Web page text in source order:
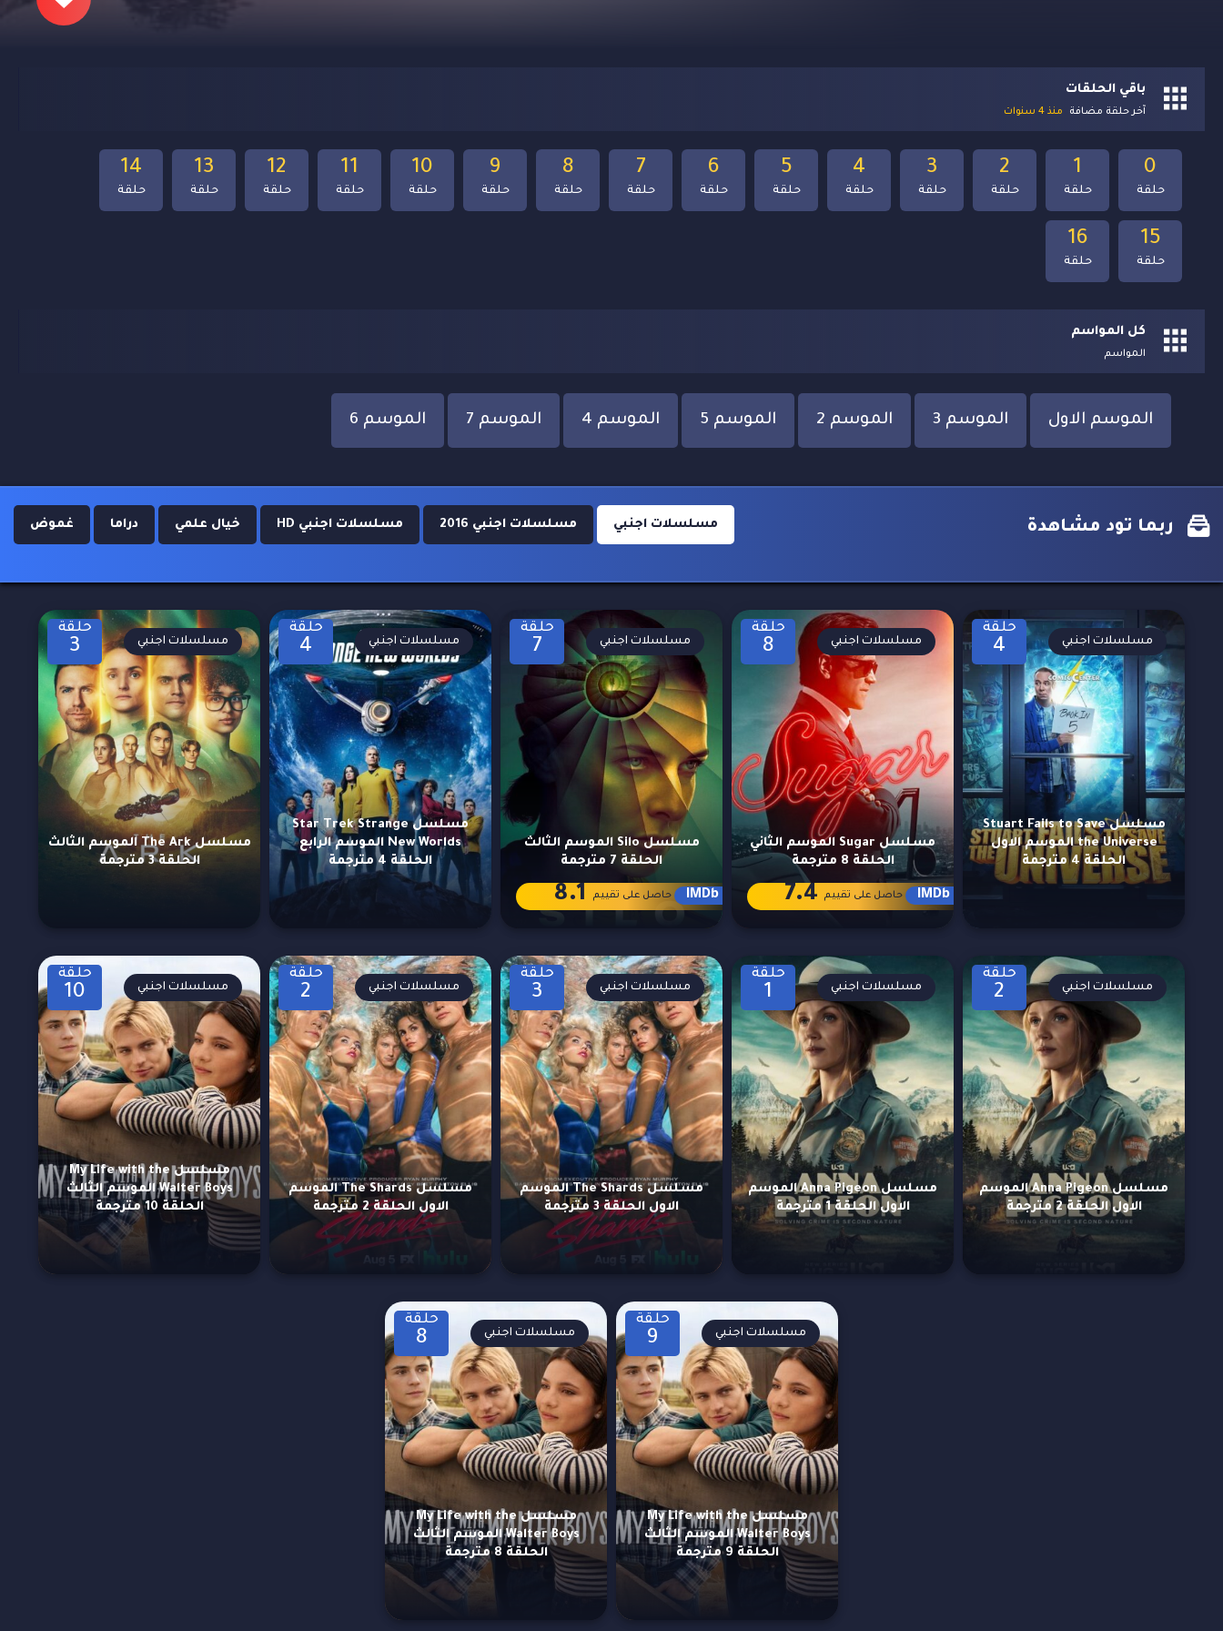
باقي الحلقات
آخر حلقة مضافة منذ 4 سنوات
16
حلقة
15
حلقة
14
حلقة
13
حلقة
12
حلقة
11
حلقة
10
حلقة
9
حلقة
8
حلقة
7
حلقة
6
حلقة
5
حلقة
4
حلقة
3
حلقة
2
حلقة
1
حلقة
0
حلقة
كل المواسم
المواسم
الموسم الاول الموسم 3 الموسم 2 الموسم 5 الموسم 4 الموسم 7 الموسم 6
ربما تود مشاهدة مسلسلات اجنبي مسلسلات اجنبي 2016 مسلسلات اجنبي HD خيال علمي دراما غموض
حلقة
4
مسلسل Stuart Fails to Save
the Universe الموسم الاول
الحلقة 4 مترجمة
مسلسلات اجنبي
حلقة
8
مسلسل Sugar الموسم الثاني
الحلقة 8 مترجمة
مسلسلات اجنبي
IMDb حاصل على تقييم 7.4
حلقة
7
مسلسل Silo الموسم الثالث
الحلقة 7 مترجمة
مسلسلات اجنبي
IMDb حاصل على تقييم 8.1
حلقة
4
مسلسل Star Trek Strange
New Worlds الموسم الرابع
الحلقة 4 مترجمة
مسلسلات اجنبي
حلقة
3
مسلسل The Ark الموسم الثالث
الحلقة 3 مترجمة
مسلسلات اجنبي
حلقة
2
مسلسل Anna Pigeon الموسم
الاول الحلقة 2 مترجمة
مسلسلات اجنبي
حلقة
1
مسلسل Anna Pigeon الموسم
الاول الحلقة 1 مترجمة
مسلسلات اجنبي
حلقة
3
مسلسل The Shards الموسم
الاول الحلقة 3 مترجمة
مسلسلات اجنبي
حلقة
2
مسلسل The Shards الموسم
الاول الحلقة 2 مترجمة
مسلسلات اجنبي
حلقة
10
مسلسل My Life with the
Walter Boys الموسم الثالث
الحلقة 10 مترجمة
مسلسلات اجنبي
حلقة
9
مسلسل My Life with the
Walter Boys الموسم الثالث
الحلقة 9 مترجمة
مسلسلات اجنبي
حلقة
8
مسلسل My Life with the
Walter Boys الموسم الثالث
الحلقة 8 مترجمة
مسلسلات اجنبي